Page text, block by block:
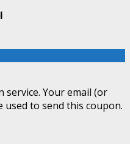
service. Your email (or
to send this coupon.